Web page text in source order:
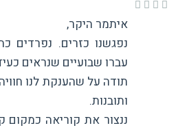
eliminates the revolution slider
libraries, and make it not work.
איתמר היקר,
נפגשנו כזרים. נפרדים
עברו שבועיים שנראים
תודה על שהענקת לנו
ותובנות.
ננצור את קוריאה כמקום